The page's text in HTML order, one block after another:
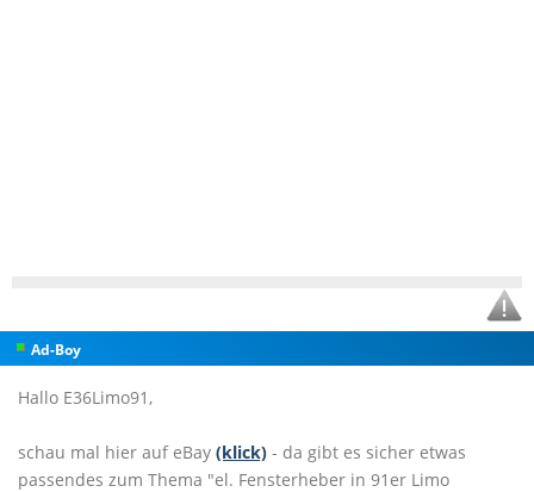
Ad-Boy
Hallo E36Limo91,
schau mal hier auf eBay (klick) - da gibt es sicher etwas
passendes zum Thema "el. Fensterheber in 91er Limo